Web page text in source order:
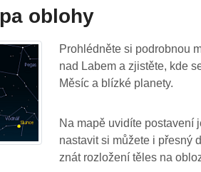
oblohy
Prohlédněte si podrobnou
nad Labem a zjistěte, kde
Měsíc a blízké planety.
Na mapě uvidíte postavení
nastavit si můžete i přesný
znát rozložení těles na